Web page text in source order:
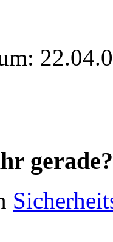
gerade?